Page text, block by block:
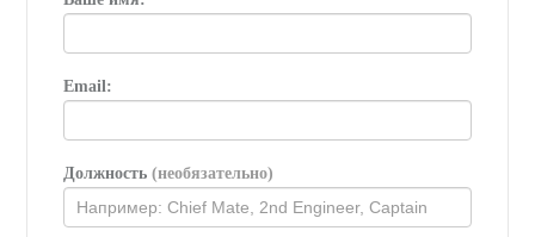
Email:
Должность(необязательно)